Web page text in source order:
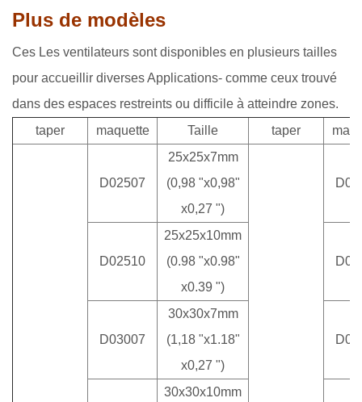
Plus de modèles
Ces Les ventilateurs sont disponibles en plusieurs tailles
pour accueillir diverses Applications- comme ceux trouvé
dans des espaces restreints ou difficile à atteindre zones.
taper
maquette Taille taper
D02507
25x25x7mm
(0,98 "x0,98"
x0,27 ")
D02510
25x25x10mm
(0.98 "x0.98"
x0.39 ")
D03007
30x30x7mm
(1,18 "x1.18"
x0,27 ")
30x30x10mm